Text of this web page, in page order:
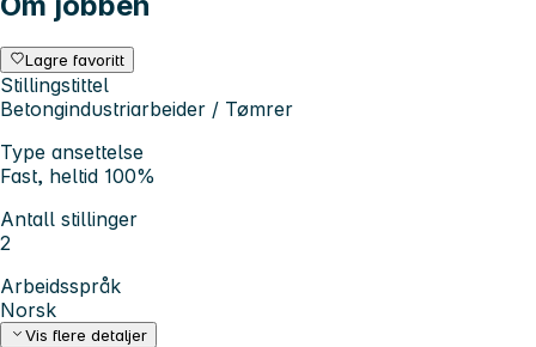
Lagre favoritt
Stillingstittel
Betongindustriarbeider / Tømrer
Type ansettelse
Fast, heltid 100%
Antall stillinger
2
Arbeidsspråk
Norsk
Vis flere detaljer